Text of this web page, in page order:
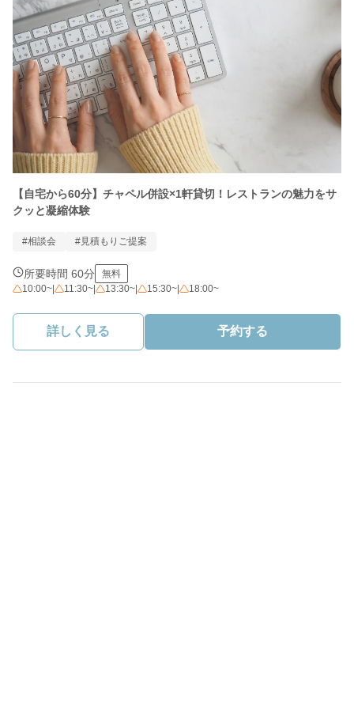
【自宅から60分】チャペル併設×1軒貸切！レストランの魅力をサ
クッと凝縮体験
#相談会 #見積もりご提案
所要時間 60分
無料
10:00~
11:30~ 13:30~ 15:30~ 18:00~
詳しく見る 予約する